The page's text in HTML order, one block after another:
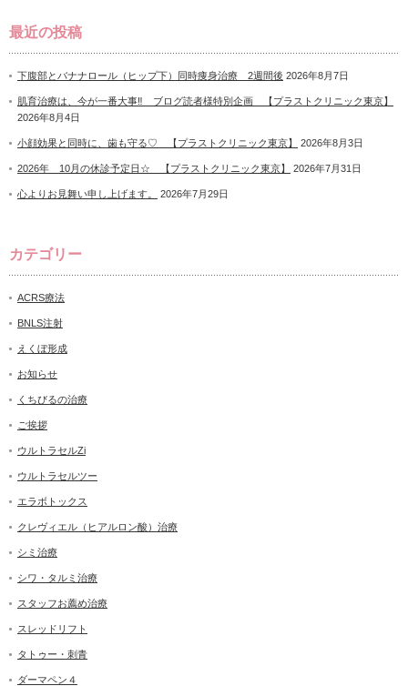
最近の投稿
下腹部とバナナロール（ヒップ下）同時痩身治療 2週間後 2026年8月7日
肌育治療は、今が一番大事‼ ブログ読者様特別企画 【プラストクリニック東京】
2026年8月4日
小顔効果と同時に、歯も守る♡ 【プラストクリニック東京】 2026年8月3日
2026年 10月の休診予定日☆ 【プラストクリニック東京】 2026年7月31日
心よりお見舞い申し上げます。 2026年7月29日
カテゴリー
ACRS療法
BNLS注射
えくぼ形成
お知らせ
くちびるの治療
ご挨拶
ウルトラセルZi
ウルトラセルツー
エラボトックス
クレヴィエル（ヒアルロン酸）治療
シミ治療
シワ・タルミ治療
スタッフお薦め治療
スレッドリフト
タトゥー・刺青
ダーマペン４